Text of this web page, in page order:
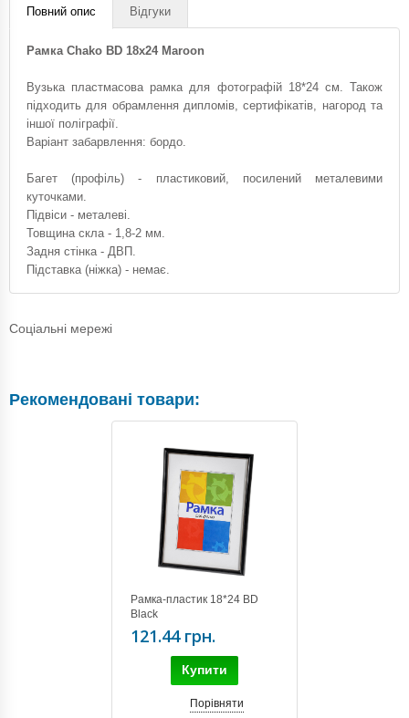
Повний опис Відгуки
Рамка Chako BD 18x24 Maroon
Вузька пластмасова рамка для фотографій 18*24 см. Також
підходить для обрамлення дипломів, сертифікатів, нагород та
іншої поліграфії.
Варіант забарвлення: бордо.
Багет (профіль) - пластиковий, посилений металевими
куточками.
Підвіси - металеві.
Товщина скла - 1,8-2 мм.
Задня стінка - ДВП.
Підставка (ніжка) - немає.
Соціальні мережі
Рекомендовані товари:
Рамка-пластик 18*24 BD
Black
121.44 грн.
Купити
Порівняти